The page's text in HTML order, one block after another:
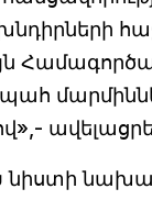
նիստի